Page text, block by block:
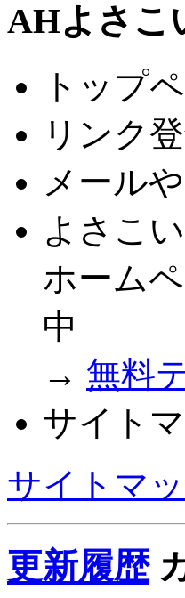
AHよさこ
トップ
リンク
メール
よさこ
ホーム
中
→ 無料
サイト
サイトマ
更新履歴